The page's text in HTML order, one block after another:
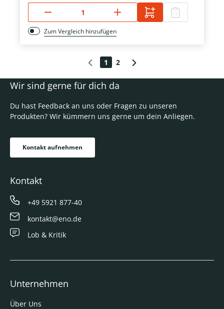
Zum Vergleich hinzufügen
1 2
Wir sind gerne für dich da
Du hast Feedback an uns oder Fragen zu unseren
Produkten? Wir kümmern uns gerne um dein Anliegen.
Kontakt aufnehmen
Kontakt
+49 5921 877-40
kontakt@eno.de
Lob & Kritik
Unternehmen
Über Uns